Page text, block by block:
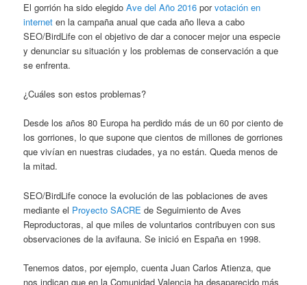
El gorrión ha sido elegidoAve del Año 2016 porvotación en
internet en la campaña anual que cada año lleva a cabo
SEO/BirdLife con el objetivo de dar a conocer mejor una especie
y denunciar su situación y los problemas de conservación a que
se enfrenta.
¿Cuáles son estos problemas?
Desde los años 80 Europa ha perdido más de un 60 por ciento de
los gorriones, lo que supone que cientos de millones de gorriones
que vivían en nuestras ciudades, ya no están. Queda menos de
la mitad.
SEO/BirdLife conoce la evolución de las poblaciones de aves
mediante el Proyecto SACRE de Seguimiento de Aves
Reproductoras, al que miles de voluntarios contribuyen con sus
observaciones de la avifauna. Se inició en España en 1998.
Tenemos datos, por ejemplo, cuenta Juan Carlos Atienza, que
nos indican que en la Comunidad Valencia ha desaparecido más